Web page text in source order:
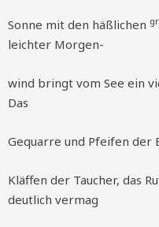
Sonne mit den häßlichen
leichter Morgen-
wind bringt vom See ein
Das
Gequarre und Pfeifen der
Kläffen der Taucher, das
deutlich vermag